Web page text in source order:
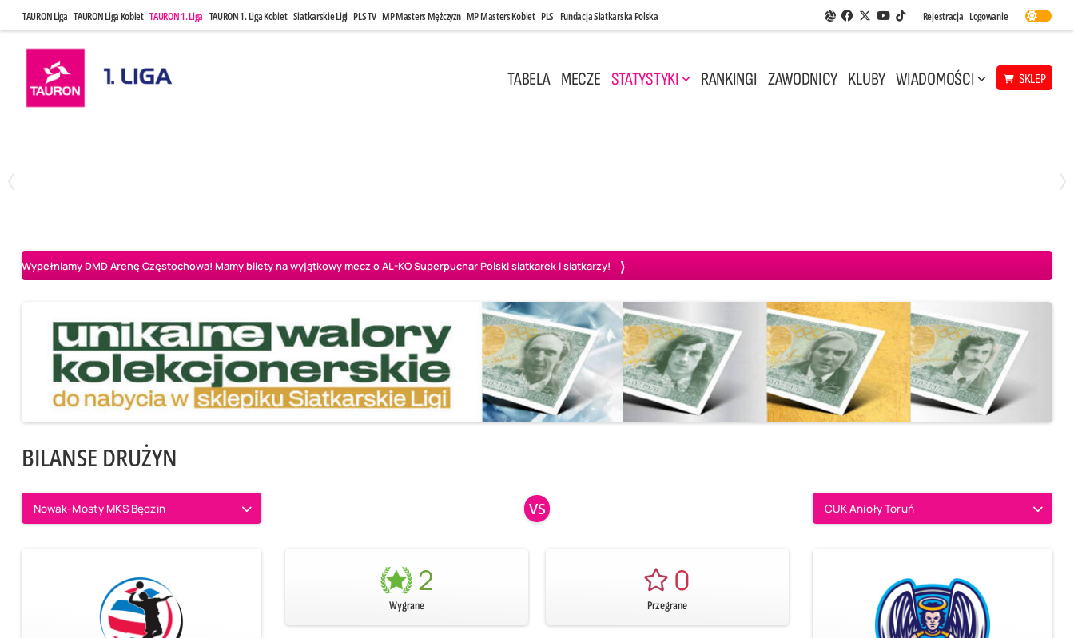
TAURON Liga TAURON Liga Kobiet TAURON 1. Liga TAURON 1. Liga Kobiet Siatkarskie Ligi PLS TV MP Masters Mężczyzn MP Masters Kobiet PLS Fundacja Siatkarska Polska Aplikacja Siatkarskie Ligi
Facebook
Twitter
Youtube
TikTok
Rejestracja Logowanie
TABELA MECZE STATYSTYKI RANKINGI ZAWODNICY KLUBY WIADOMOŚCI SKLEP
Wypełniamy DMD Arenę Częstochowa! Mamy bilety na wyjątkowy mecz o AL-KO Superpuchar Polski siatkarek i siatkarzy!
BILANSE DRUŻYN
Nowak-Mosty MKS Będzin VS CUK Anioły Toruń
2
Wygrane
0
Przegrane